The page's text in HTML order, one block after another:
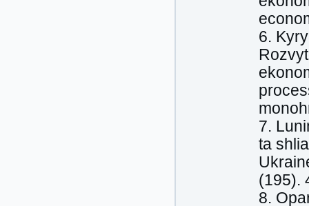
6.
7.
ta
(195).
8.